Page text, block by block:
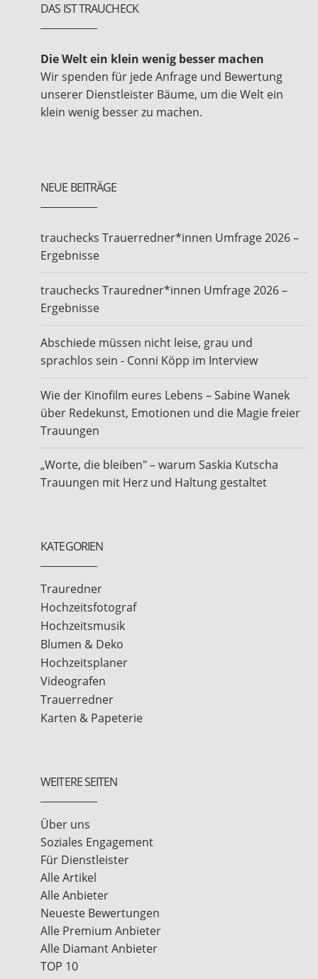
DAS IST TRAUCHECK
Die Welt ein klein wenig besser machen
Wir spenden für jede Anfrage und Bewertung
unserer Dienstleister Bäume, um die Welt ein
klein wenig besser zu machen.
NEUE BEITRÄGE
trauchecks Trauerredner*innen Umfrage 2026 –
Ergebnisse
trauchecks Trauredner*innen Umfrage 2026 –
Ergebnisse
Abschiede müssen nicht leise, grau und
sprachlos sein - Conni Köpp im Interview
Wie der Kinofilm eures Lebens – Sabine Wanek
über Redekunst, Emotionen und die Magie freier
Trauungen
„Worte, die bleiben" – warum Saskia Kutscha
Trauungen mit Herz und Haltung gestaltet
KATEGORIEN
Trauredner
Hochzeitsfotograf
Hochzeitsmusik
Blumen & Deko
Hochzeitsplaner
Videografen
Trauerredner
Karten & Papeterie
WEITERE SEITEN
Über uns
Soziales Engagement
Für Dienstleister
Alle Artikel
Alle Anbieter
Neueste Bewertungen
Alle Premium Anbieter
Alle Diamant Anbieter
TOP 10